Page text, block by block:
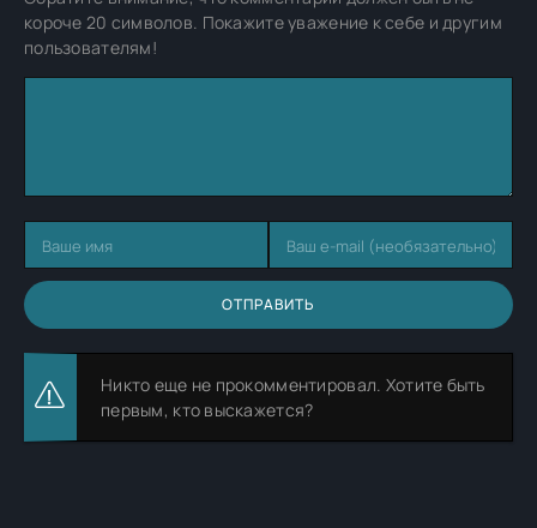
короче 20 символов. Покажите уважение к себе и другим
пользователям!
ОТПРАВИТЬ
Никто еще не прокомментировал. Хотите быть
первым, кто выскажется?